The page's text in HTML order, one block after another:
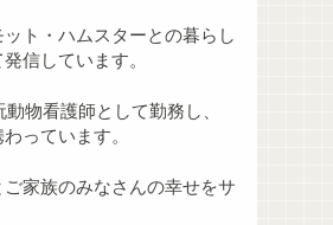
ト・ハムスターとの暮らし
信しています。
物看護師として勤務し、
っています。
ご家族のみなさんの幸せをサ